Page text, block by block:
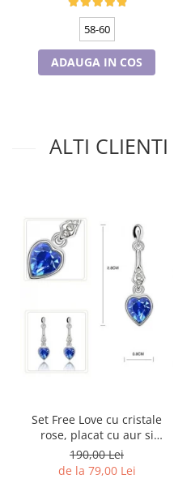
58-60
ADAUGA IN COS
ALTI
Set Free Love cu cristale
rose, placat cu aur si
garantie 6 luni
190,00 Lei
de la 79,00 Lei